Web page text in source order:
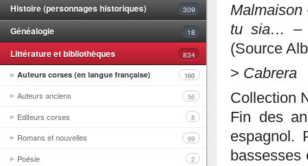
Histoire (personnages historiques) 309
Généalogie 18
Littérature et bibliothèques
834
Auteurs corses (en langue française)
160
Auteurs anciens 56
Editeurs corses 8
Romans et nouvelles 69
Poésie 2
tu sia…
–
(Source
> Cabrera
Collection
Fin des
espagnol.
bassesses